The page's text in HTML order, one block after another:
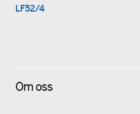
LF52/4
Om oss